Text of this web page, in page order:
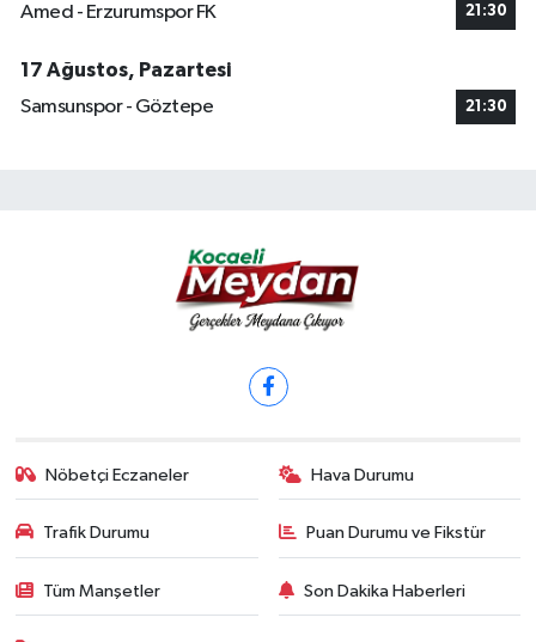
Amed - Erzurumspor FK 21:30
17 Ağustos, Pazartesi
Samsunspor - Göztepe
21:30
Nöbetçi Eczaneler Hava Durumu
Trafik Durumu Puan Durumu ve Fikstür
Tüm Manşetler Son Dakika Haberleri